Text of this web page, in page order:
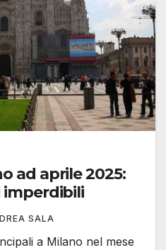
ad aprile 2025:
imperdibili
SALA
a Milano nel mese